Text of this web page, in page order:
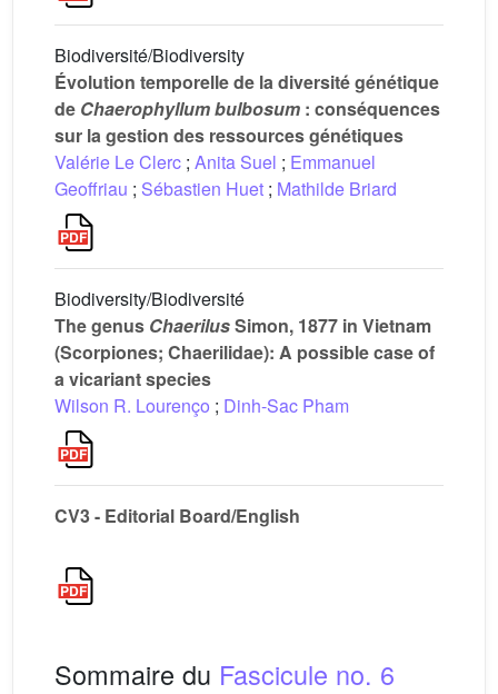
Biodiversité/Biodiversity
Évolution temporelle de la diversité génétique
de Chaerophyllum bulbosum : conséquences
sur la gestion des ressources génétiques
Valérie Le Clerc ; Anita Suel ; Emmanuel
Geoffriau ; Sébastien Huet ; Mathilde Briard
Biodiversity/Biodiversité
The genus ChaerilusSimon, 1877 in Vietnam
(Scorpiones; Chaerilidae): A possible case of
a vicariant species
Wilson R. Lourenço ; Dinh-Sac Pham
CV3 - Editorial Board/English
Sommaire du Fascicule no. 6